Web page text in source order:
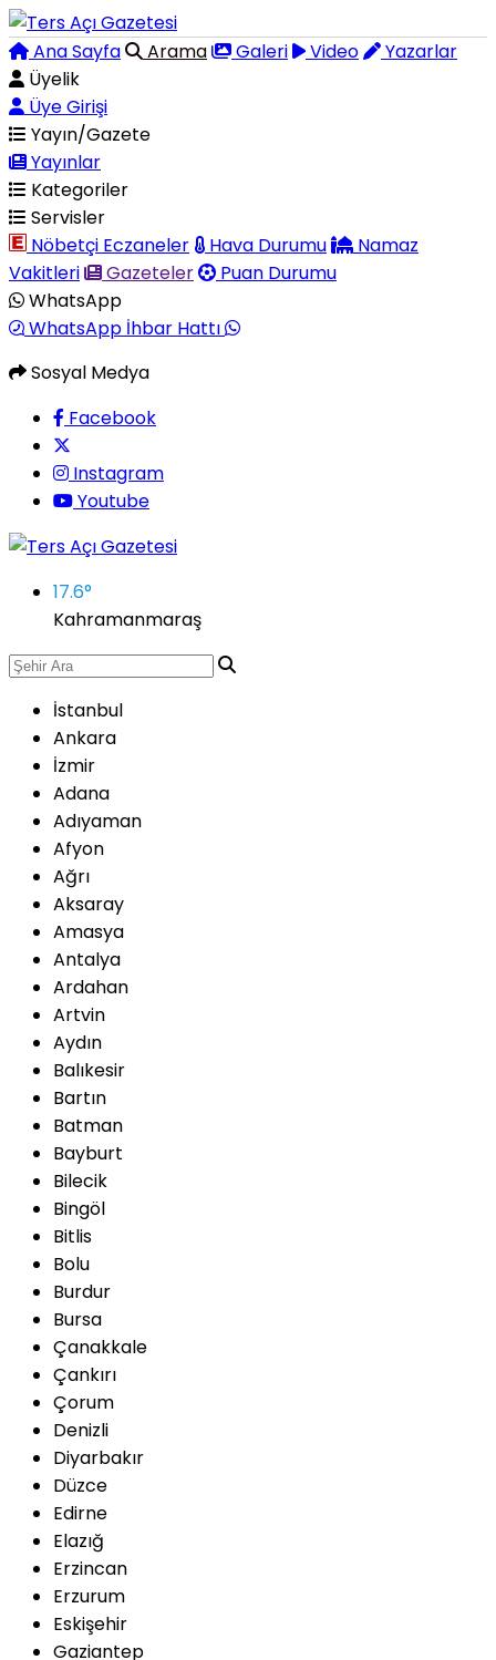
Ana Sayfa Arama Galeri Video
Yazarlar
Üyelik
Üye Girişi
Yayın/Gazete
Yayınlar
Kategoriler
Servisler
Nöbetçi Eczaneler
Hava Durumu
Namaz
Vakitleri
Gazeteler
Puan Durumu
WhatsApp
WhatsApp İhbar Hattı
Sosyal Medya
Facebook
Instagram
Youtube
17.6°
Kahramanmaraş
İstanbul
Ankara
İzmir
Adana
Adıyaman
Afyon
Ağrı
Aksaray
Amasya
Antalya
Ardahan
Artvin
Aydın
Balıkesir
Bartın
Batman
Bayburt
Bilecik
Bingöl
Bitlis
Bolu
Burdur
Bursa
Çanakkale
Çankırı
Çorum
Denizli
Diyarbakır
Düzce
Edirne
Elazığ
Erzincan
Erzurum
Eskişehir
Gaziantep